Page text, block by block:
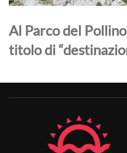
Al Parco del
titolo di